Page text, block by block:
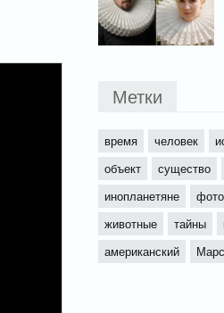
Метки
время человек
объект
существо
инопланетяне
фото
животные
тайны
американский
Марс